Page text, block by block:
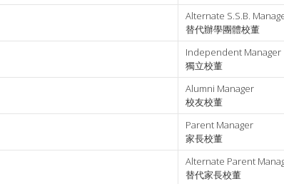
Alternate S.S.B.
替代辦學團體校董
Independent Manager
獨立校董
Alumni Manager
校友校董
Parent Manager
家長校董
Alternate Parent
替代家長校董